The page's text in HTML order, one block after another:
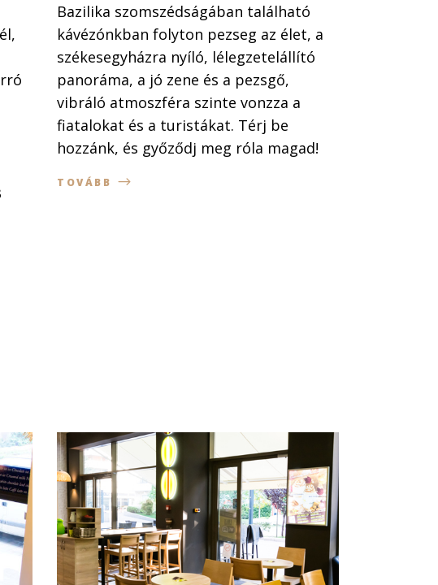
Bazilika szomszédságában található
kávézónkban folyton pezseg az élet, a
székesegyházra nyíló, lélegzetelállító
panoráma, a jó zene és a pezsgő,
vibráló atmoszféra szinte vonzza a
fiatalokat és a turistákat. Térj be
hozzánk, és győződj meg róla magad!
TOVÁBB